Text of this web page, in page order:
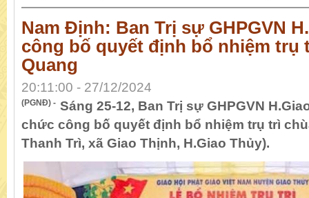
Nam Định: Ban Trị sự GHPGVN
công bố quyết định bổ nhiệm trụ
Quang
20:11:00 - 27/12/2024
(PGNĐ) - Sáng 25-12, Ban Trị sự GHPGVN
chức công bố quyết định bổ nhiệm trụ trì
Thanh Trì, xã Giao Thịnh, H.Giao Thủy).